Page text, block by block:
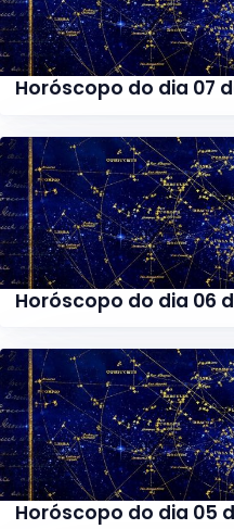
Horóscopo do dia 07
Horóscopo do dia 06
Horóscopo do dia 05